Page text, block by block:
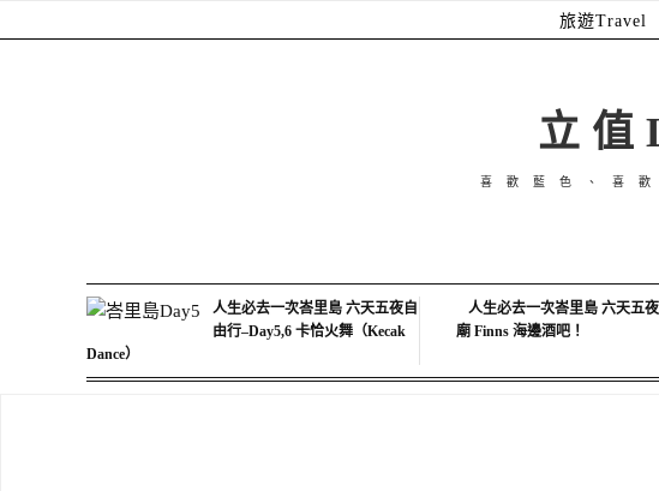
旅遊Travel
立
喜歡藍色、
人生必去一次峇里島 六天五夜自
由行–Day5,6 卡恰火舞（Kecak
Dance）
人生必去一次峇里島 六天五
廟 Finns 海邊酒吧！